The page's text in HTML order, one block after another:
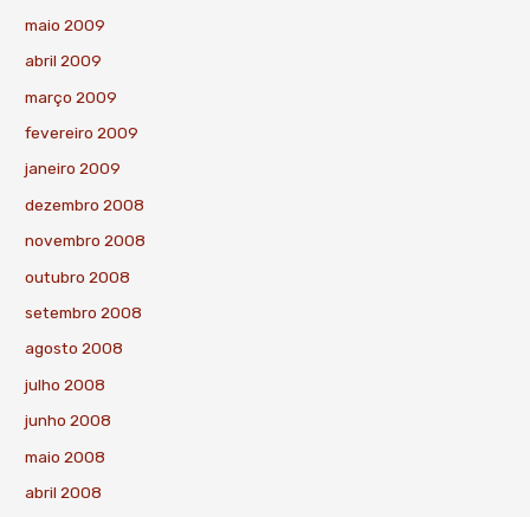
maio 2009
abril 2009
março 2009
fevereiro 2009
janeiro 2009
dezembro 2008
novembro 2008
outubro 2008
setembro 2008
agosto 2008
julho 2008
junho 2008
maio 2008
abril 2008